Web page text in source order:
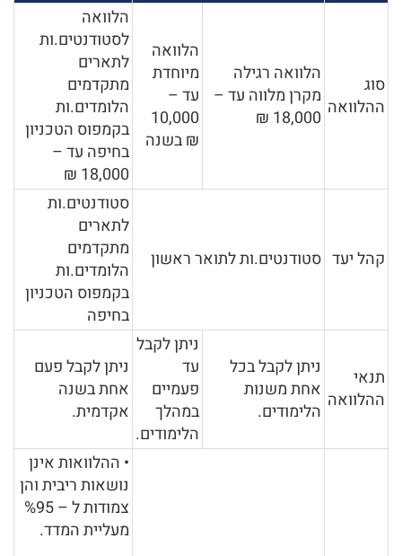
סוג
ההלוואה
הלוואה רגילה
מקרן מלווה עד –
18,000 ₪
הלוואה
מיוחדת
עד –
10,000
₪ בשנה
הלוואה
לסטודנטים.ות
לתארים
מתקדמים
הלומדים.ות
בקמפוס הטכניון
בחיפה עד –
18,000 ₪
קהל יעד סטודנטים.ות לתואר ראשון
סטודנטים.ות
לתארים
מתקדמים
הלומדים.ות
בקמפוס הטכניון
בחיפה
תנאי
ההלוואה
ניתן לקבל בכל
אחת משנות
הלימודים.
ניתן לקבל
עד
פעמיים
במהלך
הלימודים.
ניתן לקבל פעם
אחת בשנה
אקדמית.
• ההלוואות אינן
נושאות ריבית והן
צמודות ל – %95
מעליית המדד.